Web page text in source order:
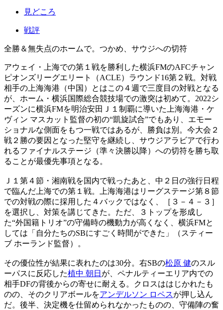
見どころ
戦評
全勝＆無失点のホームで。つかめ、サウジへの切符
アウェイ・上海での第１戦を勝利した横浜FMのAFCチャン
ピオンズリーグエリート（ACLE）ラウンド16第２戦。対戦
相手の上海海港（中国）とはこの４週で三度目の対戦となる
が、ホーム・横浜国際総合競技場での激突は初めて。2022シ
ーズンに横浜FMを明治安田Ｊ１制覇に導いた上海海港・ケ
ヴィン マスカット監督の初の“凱旋試合”でもあり、エモー
ショナルな側面をもつ一戦ではあるが、勝負は別。今大会２
戦２勝の要因となった堅守を継続し、サウジアラビアで行わ
れるファイナルステージ（準々決勝以降）への切符を勝ち取
ることが最優先事項となる。
Ｊ１第４節・湘南戦を国内で戦ったあと、中２日の強行日程
で臨んだ上海での第１戦。上海海港はリーグステージ第８節
での対戦の際に採用した４バックではなく、［３－４－３］
を選択し、対策を講じてきた。ただ、３トップを形成し
た“外国籍トリオ”の守備時の機動力が高くなく、横浜FMと
しては「自分たちのSBにすごく時間ができた」（スティー
ブ ホーランド監督）。
その優位性が結果に表れたのは30分。右SBの松原 健のスル
ーパスに反応した植中 朝日 が、ペナルティーエリア内での
相手DFの背後からの寄せに耐える。クロスははじかれたも
のの、そのクリアボールをアンデルソン ロペスが押し込ん
だ。後半、決定機を仕留められなかったものの、守備陣の奮